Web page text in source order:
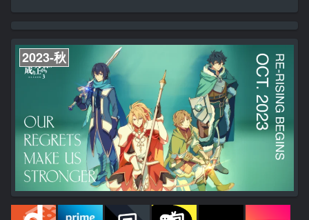
め心霊スポットを巡っていた。 強い霊媒体質の夜宵だが霊に避けら
をつけることを決意し、二人は協力関係を結ぶことに。 最高にクレ
イジ...
2023-秋